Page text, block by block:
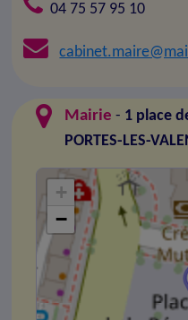
04 75 57 95 10
Mairie - 1 place
PORTES-LES-
+
−